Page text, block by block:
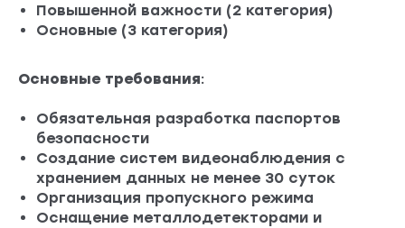
Повышенной важности (2 категория)
Основные (3 категория)
Основные требования:
Обязательная разработка паспортов
безопасности
Создание систем видеонаблюдения с
хранением данных не менее 30 суток
Организация пропускного режима
Оснащение металлодетекторами и